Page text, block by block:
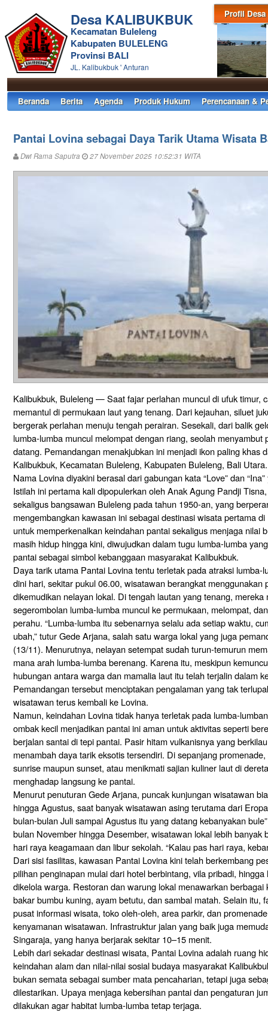
Profil Desa
Desa KALIBUKBUK
Kecamatan Buleleng
Kabupaten BULELENG
Provinsi BALI
JL. Kalibukbuk ' Anturan
Beranda Berita Agenda Produk Hukum Perencanaan &
Pantai Lovina sebagai Daya Tarik Utama Wisata
Dwi Rama Saputra 27 November 2025 10:52:31 WITA
Kalibukbuk, Buleleng — Saat fajar perlahan muncul di ufuk timur,
memantul di permukaan laut yang tenang. Dari kejauhan, siluet
bergerak perlahan menuju tengah perairan. Sesekali, dari balik
lumba-lumba muncul melompat dengan riang, seolah menyambut
datang. Pemandangan menakjubkan ini menjadi ikon paling khas
Kalibukbuk, Kecamatan Buleleng, Kabupaten Buleleng, Bali Utara.
Nama Lovina diyakini berasal dari gabungan kata “Love” dan
Istilah ini pertama kali dipopulerkan oleh Anak Agung Pandji
sekaligus bangsawan Buleleng pada tahun 1950-an, yang
mengembangkan kawasan ini sebagai destinasi wisata pertama
untuk memperkenalkan keindahan pantai sekaligus menjaga nilai
masih hidup hingga kini, diwujudkan dalam tugu lumba-lumba
pantai sebagai simbol kebanggaan masyarakat Kalibukbuk.
Daya tarik utama Pantai Lovina tentu terletak pada atraksi lumba-
dini hari, sekitar pukul 06.00, wisatawan berangkat menggunakan
dikemudikan nelayan lokal. Di tengah lautan yang tenang,
segerombolan lumba-lumba muncul ke permukaan, melompat,
perahu. “Lumba-lumba itu sebenarnya selalu ada setiap waktu,
ubah,” tutur Gede Arjana, salah satu warga lokal yang juga
(13/11). Menurutnya, nelayan setempat sudah turun-temurun
mana arah lumba-lumba berenang. Karena itu, meskipun
hubungan antara warga dan mamalia laut itu telah terjalin dalam
Pemandangan tersebut menciptakan pengalaman yang tak
wisatawan terus kembali ke Lovina.
Namun, keindahan Lovina tidak hanya terletak pada lumba-
ombak kecil menjadikan pantai ini aman untuk aktivitas seperti
berjalan santai di tepi pantai. Pasir hitam vulkanisnya yang
menambah daya tarik eksotis tersendiri. Di sepanjang
sunrise maupun sunset, atau menikmati sajian kuliner laut di
menghadap langsung ke pantai.
Menurut penuturan Gede Arjana, puncak kunjungan wisatawan
hingga Agustus, saat banyak wisatawan asing terutama dari
bulan-bulan Juli sampai Agustus itu yang datang kebanyakan
bulan November hingga Desember, wisatawan lokal lebih banyak
hari raya keagamaan dan libur sekolah. “Kalau pas hari raya,
Dari sisi fasilitas, kawasan Pantai Lovina kini telah berkembang
pilihan penginapan mulai dari hotel berbintang, vila pribadi,
dikelola warga. Restoran dan warung lokal menawarkan berbagai
bakar bumbu kuning, ayam betutu, dan sambal matah. Selain itu,
pusat informasi wisata, toko oleh-oleh, area parkir, dan
kenyamanan wisatawan. Infrastruktur jalan yang baik juga
Singaraja, yang hanya berjarak sekitar 10–15 menit.
Lebih dari sekadar destinasi wisata, Pantai Lovina adalah ruang
keindahan alam dan nilai-nilai sosial budaya masyarakat
bukan semata sebagai sumber mata pencaharian, tetapi juga
dilestarikan. Upaya menjaga kebersihan pantai dan pengaturan
dilakukan agar habitat lumba-lumba tetap terjaga.